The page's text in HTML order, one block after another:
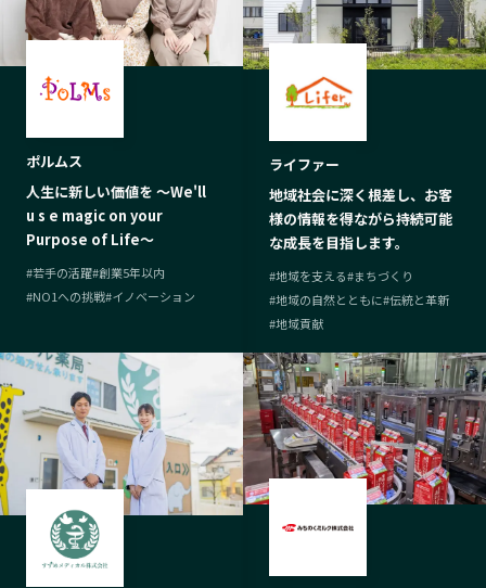
ポルムス
人生に新しい価値を 〜We'll
u s e magic on your
Purpose of Life〜
#若手の活躍#創業5年以内
#NO1への挑戦#イノベーション
ライファー
地域社会に深く根差し、お客
様の情報を得ながら持続可能
な成長を目指します。
#地域を支える#まちづくり
#地域の自然とともに#伝統と革新
#地域貢献